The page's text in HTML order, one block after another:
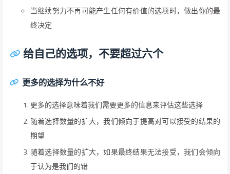
当继续努力不再可能产生任何有价值的选项时，做出你的最
终决定
给自己的选项，不要超过六个
更多的选择为什么不好
更多的选择意味着我们需要更多的信息来评估这些选择
随着选择数量的扩大，我们倾向于提高对可以接受的结果的
期望
随着选择数量的扩大，如果最终结果无法接受，我们会倾向
于认为是我们的错